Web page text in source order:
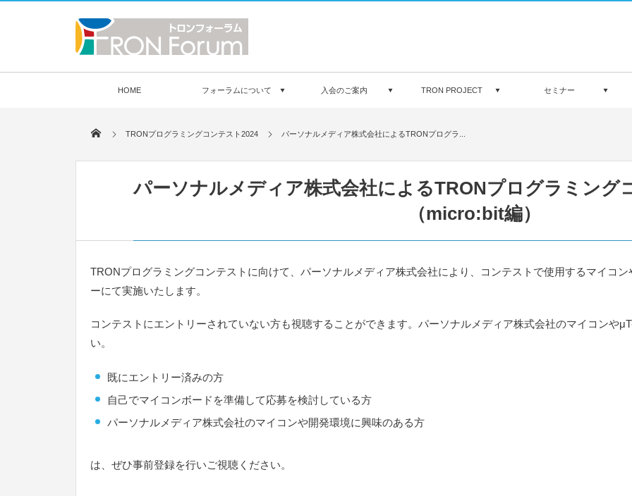
HOME フォーラムについて 入会のご案内 TRON PROJECT セミナー
TRONプログラミングコンテスト2024 パーソナルメディア株式会社によるTRONプログラ...
パーソナルメディア株式会社によるTRONプログラミング
（micro:bit編）
TRONプログラミングコンテストに向けて、パーソナルメディア株式会社により、コンテストで使用するマイコ
ーにて実施いたします。
コンテストにエントリーされていない方も視聴することができます。パーソナルメディア株式会社のマイコンや
い。
既にエントリー済みの方
自己でマイコンボードを準備して応募を検討している方
パーソナルメディア株式会社のマイコンや開発環境に興味のある方
は、ぜひ事前登録を行いご視聴ください。